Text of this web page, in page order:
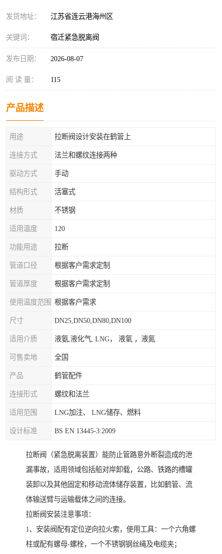
发货地址： 江苏省连云港海州区
关键词： 宿迁紧急脱离阀
发布日期： 2026-08-07
阅 读 量： 115
产品描述
用途 拉断阀设计安装在鹤管上
连接方式 法兰和螺纹连接两种
驱动方式 手动
结构形式 活塞式
材质 不锈钢
适用温度 120
功能用途 拉断
管道口径 根据客户需求定制
管道厚度 根据客户需求定制
使用温度范围 根据客户需求
尺寸 DN25,DN50,DN80,DN100
适用介质 液氨,液化气, LNG， 液氧 ，液氮
可售卖地 全国
产品 鹤管配件
连接形式 螺纹和法兰
适用范围 LNG加注、 LNG储存、燃料
设计标准 BS EN 13445-3:2009
拉断阀（紧急脱离装置）能防止管路意外断裂造成的泄
漏事故，适用领域包括船对岸卸载，公路、铁路的槽罐
装卸以及其他固定和移动流体储存装置，比如鹤管、流
体输送臂与运输载体之间的连接。
拉断阀安装注意事项：
1、安装阀配有定位逆向拉火索，使用工具：一个六角螺
柱或配有螺母-螺栓，一个不锈钢钢丝绳及电缆夹；